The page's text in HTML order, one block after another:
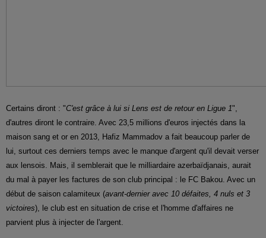
Certains diront : "C'est grâce à lui si Lens est de retour en Ligue 1",
d'autres diront le contraire. Avec 23,5 millions d'euros injectés dans la
maison sang et or en 2013, Hafiz Mammadov a fait beaucoup parler de
lui, surtout ces derniers temps avec le manque d'argent qu'il devait verser
aux lensois. Mais, il semblerait que le milliardaire azerbaïdjanais, aurait
du mal à payer les factures de son club principal : le FC Bakou. Avec un
début de saison calamiteux (avant-dernier avec 10 défaites, 4 nuls et 3
victoires), le club est en situation de crise et l'homme d'affaires ne
parvient plus à injecter de l'argent.